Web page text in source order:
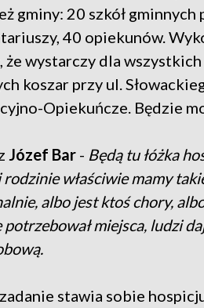
gminy: 20 szkół gminnych
40 opiekunów.
że wystarczy dla
koszar przy ul.
Opiekuńcze. Będzie
Józef Bar - Będą tu łóżka
rodzinie właściwie mamy
albo jest ktoś chory,
potrzebował miejsca, ludzi
stawia sobie